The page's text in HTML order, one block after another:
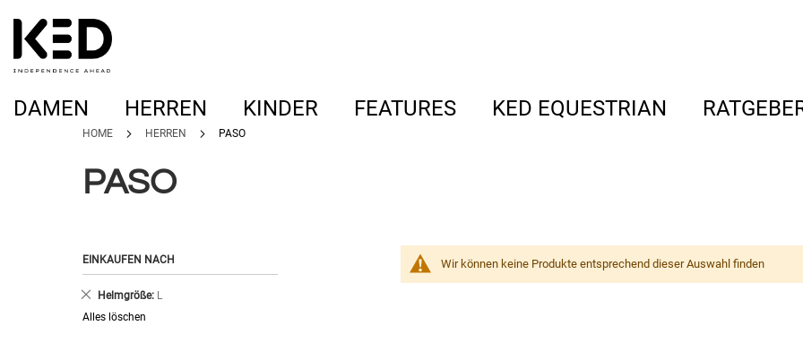
DAMEN HERREN KINDER FEATURES KED EQUESTRIAN
HOME HERREN PASO
PASO
Wir können keine Produkte entsprechend dieser Auswahl finden
EINKAUFEN NACH
Helmgröße L
Dies
entfernen
Alles löschen